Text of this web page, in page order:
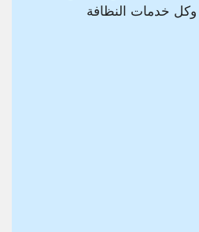
خدمات النظافة